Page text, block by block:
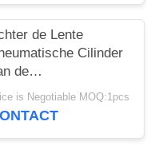
de Lente
Cilinder
de
voor
Sequoia 48090-
is Negotiable MOQ:1pcs